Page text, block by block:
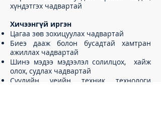
хүндэтгэх чадвартай
Хичээнгүй иргэн
Цагаа зөв зохицуулах чадвартай
Биеэ дааж болон бусадтай хамтран
ажиллах чадвартай
Шинэ мэдээ мэдээлэл солилцох, хайж
олох, судлах чадвартай
Сүүлийн үеийн техник технологи